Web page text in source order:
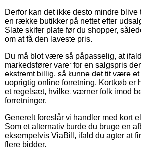
Derfor kan det ikke desto mindre
en række butikker på nettet efter
Slate skifer plate før du shopper,
om at få den laveste pris.
Du må blot være så påpasselig, at
markedsfører varer for en salgspris
ekstremt billig, så kunne det tit være et
uoprigtig online forretning. Kortkøb er
et regelsæt, hvilket værner folk imod
forretninger.
Generelt foreslår vi handler med kort
Som et alternativ burde du bruge en
eksempelvis ViaBill, ifald du agter at
flere bidder.